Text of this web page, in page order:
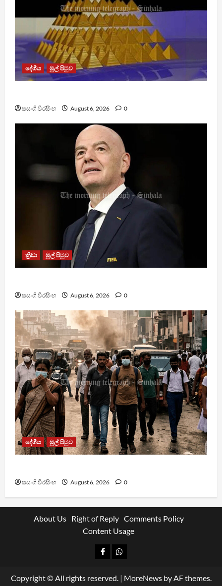
දේශීය මුල් පිටුව
සසංගි වීරසිංහ August 6, 2026 0
ක්‍රීඩා මුල් පිටුව
සසංගි වීරසිංහ August 6, 2026 0
දේශීය මුල් පිටුව
සසංගි වීරසිංහ August 6, 2026 0
About Us Right of Reply Comments Policy
Content Usage
FacebookWhatsapp
Copyright © All rights reserved. | MoreNewsby AF themes.